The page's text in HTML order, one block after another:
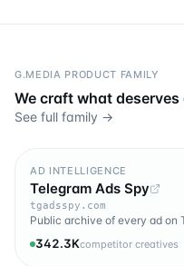
G.MEDIA PRODUCT FAMILY
We craft what
See full family →
AD INTELLIGENCE
Telegram Ads Spy
tgadsspy.com
Public archive of every ad on
342.3Kcompetitor creatives